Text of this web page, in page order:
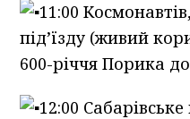
11:00
під’їзду (живий
600-річчя Порика
12:00